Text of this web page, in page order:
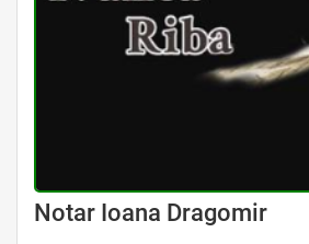
Avocat Specializat în Drept Civil • Avocat Specializat în Dreptul Familiei
Notar Ioana Dragomir